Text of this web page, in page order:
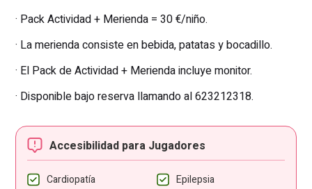
· Pack Actividad + Merienda = 30 €/niño.
· La merienda consiste en bebida, patatas y bocadillo.
· El Pack de Actividad + Merienda incluye monitor.
· Disponible bajo reserva llamando al 623212318.
Accesibilidad para Jugadores
Cardiopatía
Epilepsia